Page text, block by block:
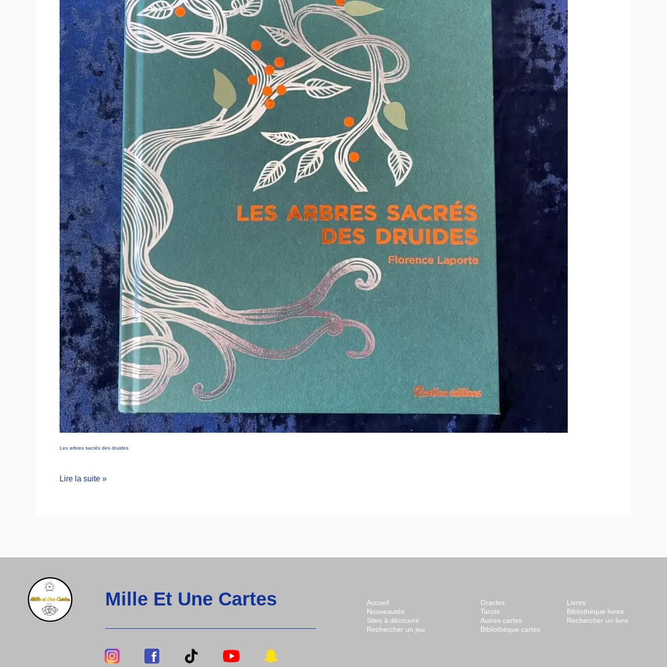
Les arbres sacrés des druides
Lire la suite »
Mille Et Une Cartes
LienLien
LienLienLien
Accueil
Nouveautés
Sites à découvrir
Rechercher un jeu
Oracles
Tarots
Autres cartes
Bibliothèque cartes
Livres
Bibliothèque livres
Rechercher un livre